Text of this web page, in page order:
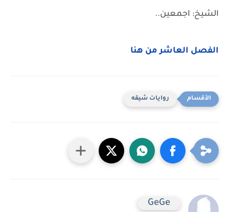
الشيخ: اجمعين..
الفصل العاشر من هنا
روايات شيقه
GeGe